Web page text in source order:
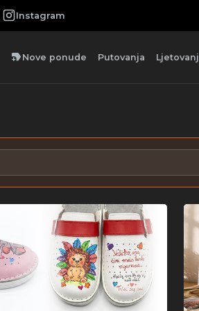
Instagram
new_label Nove ponude Putovanja